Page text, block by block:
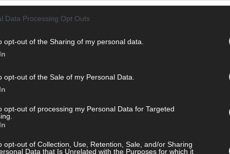
Data Processing Opt Outs
opt-out of the Sharing of my personal data.
opt-out of the Sale of my Personal Data.
opt-out of processing my Personal Data for Targeted
opt-out of Collection, Use, Retention, Sale, and/or Sharing
Data that Is Unrelated with the Purposes for which it
Schritte“, sagte der[…]